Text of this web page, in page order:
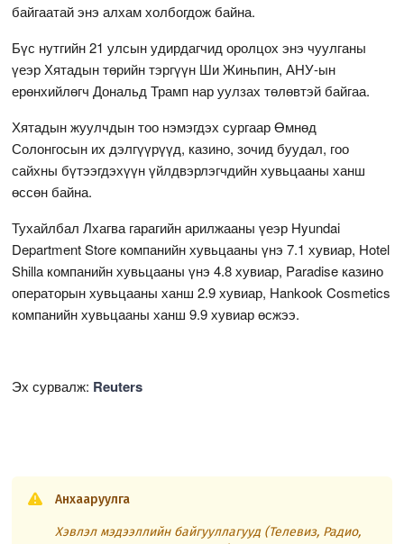
байгаатай энэ алхам холбогдож байна.
Бүс нутгийн 21 улсын удирдагчид оролцох энэ чуулганы
үеэр Хятадын төрийн тэргүүн Ши Жиньпин, АНУ-ын
ерөнхийлөгч Дональд Трамп нар уулзах төлөвтэй байгаа.
Хятадын жуулчдын тоо нэмэгдэх сургаар Өмнөд
Солонгосын их дэлгүүрүүд, казино, зочид буудал, гоо
сайхны бүтээгдэхүүн үйлдвэрлэгчдийн хувьцааны ханш
өссөн байна.
Тухайлбал Лхагва гарагийн арилжааны үеэр Hyundai
Department Store компанийн хувьцааны үнэ 7.1 хувиар, Hotel
Shilla компанийн хувьцааны үнэ 4.8 хувиар, Paradise казино
операторын хувьцааны ханш 2.9 хувиар, Hankook Cosmetics
компанийн хувьцааны ханш 9.9 хувиар өсжээ.
Эх сурвалж: Reuters
Анхааруулга
Хэвлэл мэдээллийн байгууллагууд (Телевиз, Радио,